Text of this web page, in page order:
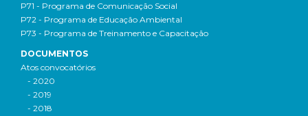
P71 - Programa de Comunicação Social
P72 - Programa de Educação Ambiental
P73 - Programa de Treinamento e Capacitação
DOCUMENTOS
Atos convocatórios
- 2020
- 2019
- 2018